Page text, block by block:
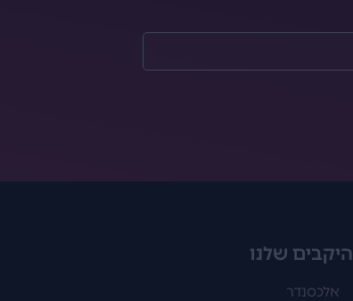
היקבים שלנו
אלכסנדר